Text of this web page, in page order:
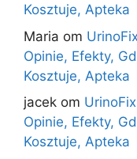
Kosztuje, Apteka
Maria om
Opinie, Efekty,
Kosztuje, Apteka
jacek om
Opinie, Efekty,
Kosztuje, Apteka